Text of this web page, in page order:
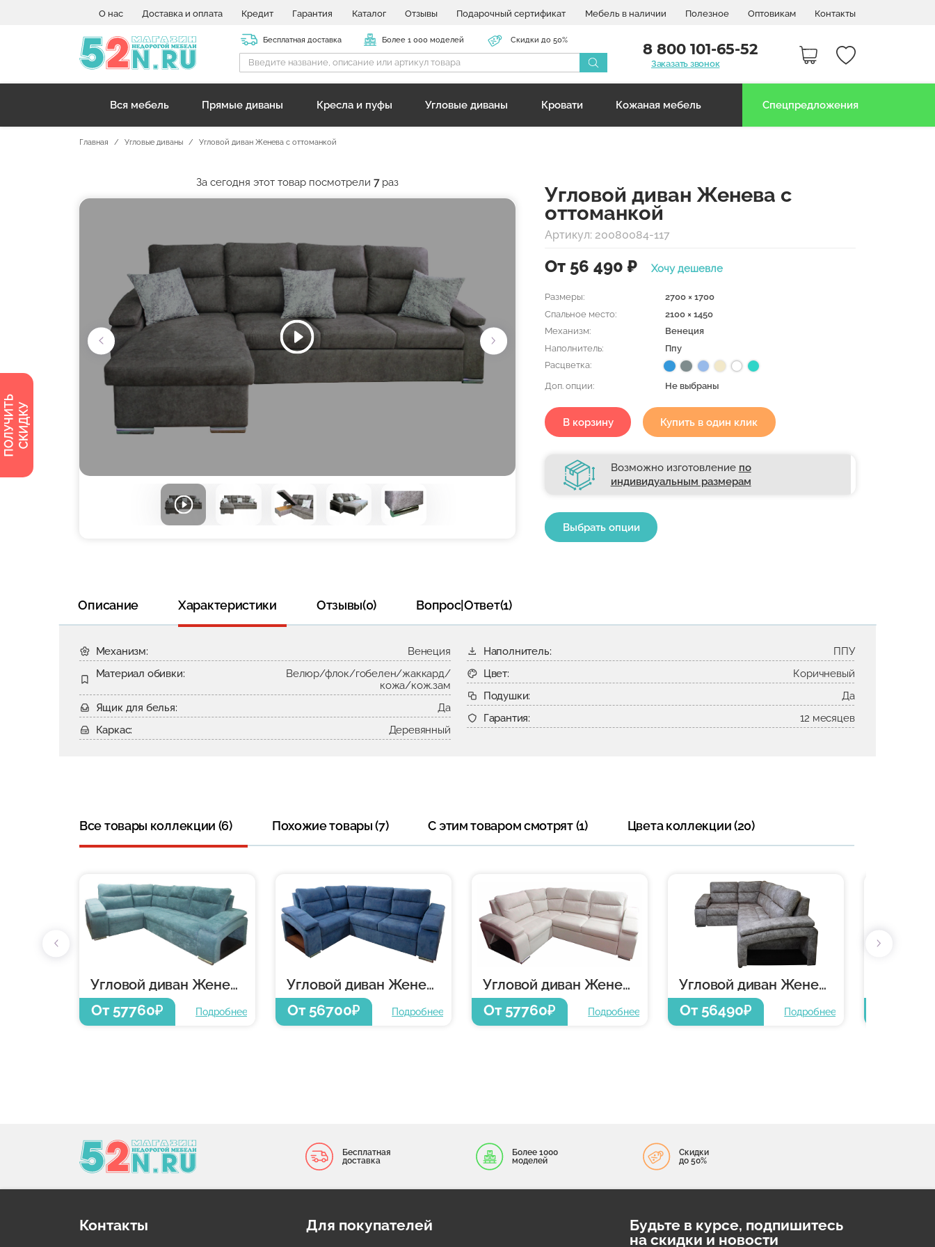
О нас Доставка и оплата Кредит Гарантия Каталог Отзывы Подарочный сертификат Мебель в наличии Полезное Оптовикам Контакты
Бесплатная доставка Более 1 000 моделей Скидки до 50%
8 800 101-65-52
Заказать звонок
Вся мебель Прямые диваны Кресла и пуфы Угловые диваны Кровати Кожаная мебель Спецпредложения
Главная Угловые диваны Угловой диван Женева с оттоманкой
За сегодня этот товар посмотрели 7раз
Угловой диван Женева с
оттоманкой
Артикул: 20080084-117
От 56 490 ₽ Хочу дешевле
Размеры:
2700 × 1700
Спальное место:
2100 × 1450
Механизм:
Венеция
Наполнитель:
Ппу
Расцветка:
Доп. опции:
Не выбраны
В корзину Купить в один клик
Возможно изготовление по
индивидуальным размерам
Выбрать опции
Описание Характеристики Отзывы(0) Вопрос|Ответ(1)
Механизм:
Венеция
Материал обивки:
Велюр/флок/гобелен/жаккард/
кожа/кож.зам
Ящик для белья:
Да
Каркас:
Деревянный
Наполнитель:
ППУ
Цвет:
Коричневый
Подушки:
Да
Гарантия:
12 месяцев
Все товары коллекции (6) Похожие товары (7) С этим товаром смотрят (1) Цвета коллекции (20)
Угловой диван Женева
От 57760₽ Подробнее
Угловой диван Женева
От 56700₽ Подробнее
Угловой диван Женева
От 57760₽ Подробнее
Угловой диван Женева
От 56490₽ Подробнее
Бесплатная
доставка
Более 1000
моделей
Скидки
до 50%
Контакты Для покупателей
Будьте в курсе, подпишитесь
на скидки и новости